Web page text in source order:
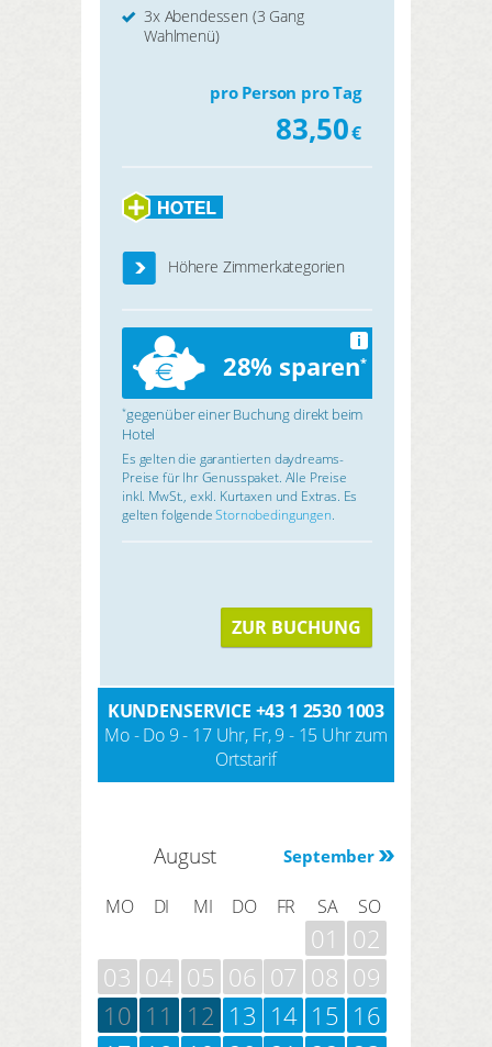
3x Abendessen (3 Gang
Wahlmenü)
pro Person pro Tag
83,50€
Höhere Zimmerkategorien
28% sparen*
i
*gegenüber einer Buchung direkt beim
Hotel
Es gelten die garantierten daydreams-
Preise für Ihr Genusspaket. Alle Preise
inkl. MwSt., exkl. Kurtaxen und Extras. Es
gelten folgendeStornobedingungen.
ZUR BUCHUNG
KUNDENSERVICE +43 1 2530 1003
Mo - Do 9 - 17 Uhr, Fr, 9 - 15 Uhr zum
Ortstarif
September
August
MO DI MI DO FR SA SO
01
02
03 04 05 06 07 08 09
10 11 12 13 14 15 16